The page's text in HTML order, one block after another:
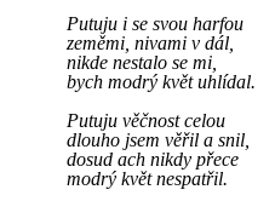
Putuju i se svou harfou
zeměmi, nivami v dál,
nikde nestalo se mi,
bych modrý květ uhlídal.
Putuju věčnost celou
dlouho jsem věřil a snil,
dosud ach nikdy přece
modrý květ nespatřil.